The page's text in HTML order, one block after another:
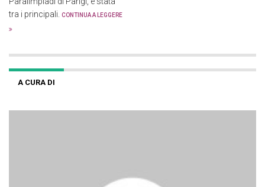
tra i principali. CONTINUA A LEGGERE
A CURA DI